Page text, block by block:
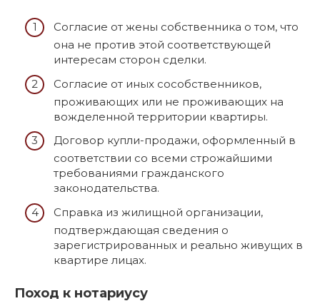
Согласие от жены собственника о том, что
она не против этой соответствующей
интересам сторон сделки.
Согласие от иных сособственников,
проживающих или не проживающих на
вожделенной территории квартиры.
Договор купли-продажи, оформленный в
соответствии со всеми строжайшими
требованиями гражданского
законодательства.
Справка из жилищной организации,
подтверждающая сведения о
зарегистрированных и реально живущих в
квартире лицах.
Поход к нотариусу